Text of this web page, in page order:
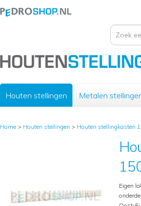
Houten stellingen Metalen
Home > Houten stellingen > Houten stellingkasten
Eigen